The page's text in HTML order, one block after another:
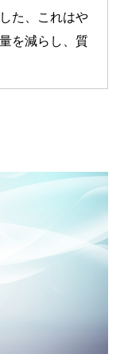
た、これはや
を減らし、質